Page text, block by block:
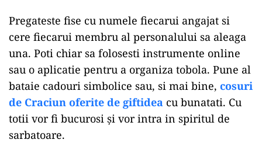
Pregateste fise cu numele fiecarui angajat si
cere fiecarui membru al personalului sa aleaga
una. Poti chiar sa folosesti instrumente online
sau o aplicatie pentru a organiza tobola. Pune al
bataie cadouri simbolice sau, si mai bine, cosuri
de Craciun oferite de giftidea cu bunatati. Cu
totii vor fi bucurosi și vor intra in spiritul de
sarbatoare.